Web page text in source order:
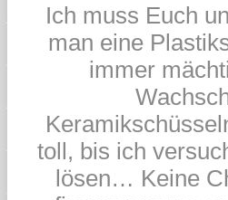
Ich muss Euch
man eine
immer
toll, bis ich
lösen… Keine